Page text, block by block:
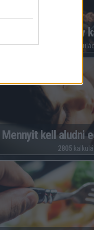
Mennyire vagy
Mennyit kell aludni
2805